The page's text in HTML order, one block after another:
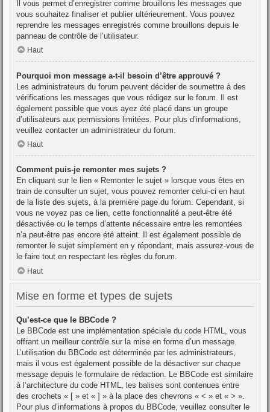
Il vous permet d’enregistrer comme brouillons les messages que
vous souhaitez finaliser et publier ultérieurement. Vous pouvez
reprendre les messages enregistrés comme brouillons depuis le
panneau de contrôle de l’utilisateur.
Haut
Pourquoi mon message a-t-il besoin d’être approuvé ?
Les administrateurs du forum peuvent décider de soumettre à des
vérifications les messages que vous rédigez sur le forum. Il est
également possible que vous ayez été placé dans un groupe
d’utilisateurs aux permissions limitées. Pour plus d’informations,
veuillez contacter un administrateur du forum.
Haut
Comment puis-je remonter mes sujets ?
En cliquant sur le lien « Remonter le sujet » lorsque vous êtes en
train de consulter un sujet, vous pouvez remonter celui-ci en haut
de la liste des sujets, à la première page du forum. Cependant, si
vous ne voyez pas ce lien, cette fonctionnalité a peut-être été
désactivée ou le temps d’attente nécessaire entre les remontées
n’a peut-être pas encore été atteint. Il est également possible de
remonter le sujet simplement en y répondant, mais assurez-vous de
le faire tout en respectant les règles du forum.
Haut
Mise en forme et types de sujets
Qu’est-ce que le BBCode ?
Le BBCode est une implémentation spéciale du code HTML, vous
offrant un meilleur contrôle sur la mise en forme d’un message.
L’utilisation du BBCode est déterminée par les administrateurs,
mais il vous est également possible de la désactiver sur chaque
message depuis le formulaire de rédaction. Le BBCode est similaire
à l’architecture du code HTML, les balises sont contenues entre
des crochets « [ » et « ] » à la place des chevrons « < » et « > ».
Pour plus d’informations à propos du BBCode, veuillez consulter le